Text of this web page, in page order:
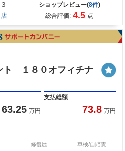
ショップレビュー(8件)
総合評価: 4.5 点
ト １８０オフィチナ
63.25 万円
支払総額
73.8 万円
修復歴
車検/自賠責